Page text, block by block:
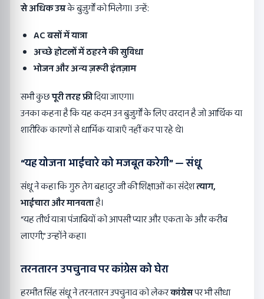
से अधिक उम्रके बुज़ुर्गों को मिलेगा। उन्हें:
ACबसों में यात्रा
अच्छे होटलों में ठहरने की सुविधा
भोजन और अन्य ज़रूरी इंतज़ाम
सभी कुछपूरी तरह फ्रीदिया जाएगा।
उनका कहना है कि यह कदम उन बुजुर्गों के लिए वरदान है जो आर्थिक या
शारीरिक कारणों से धार्मिक यात्राएँ नहीं कर पा रहे थे।
“यह योजना भाईचारे को मजबूत करेगी” —संधू
संधू ने कहा कि गुरु तेग बहादुर जी की शिक्षाओं का संदेशत्याग,
भाईचारा और मानवताहै।
“यह तीर्थ यात्रा पंजाबियों को आपसी प्यार और एकता के और करीब
लाएगी,” उन्होंने कहा।
तरनतारन उपचुनाव पर कांग्रेस को घेरा
हरमीत सिंह संधू ने तरनतारन उपचुनाव को लेकरकांग्रेसपर भी सीधा